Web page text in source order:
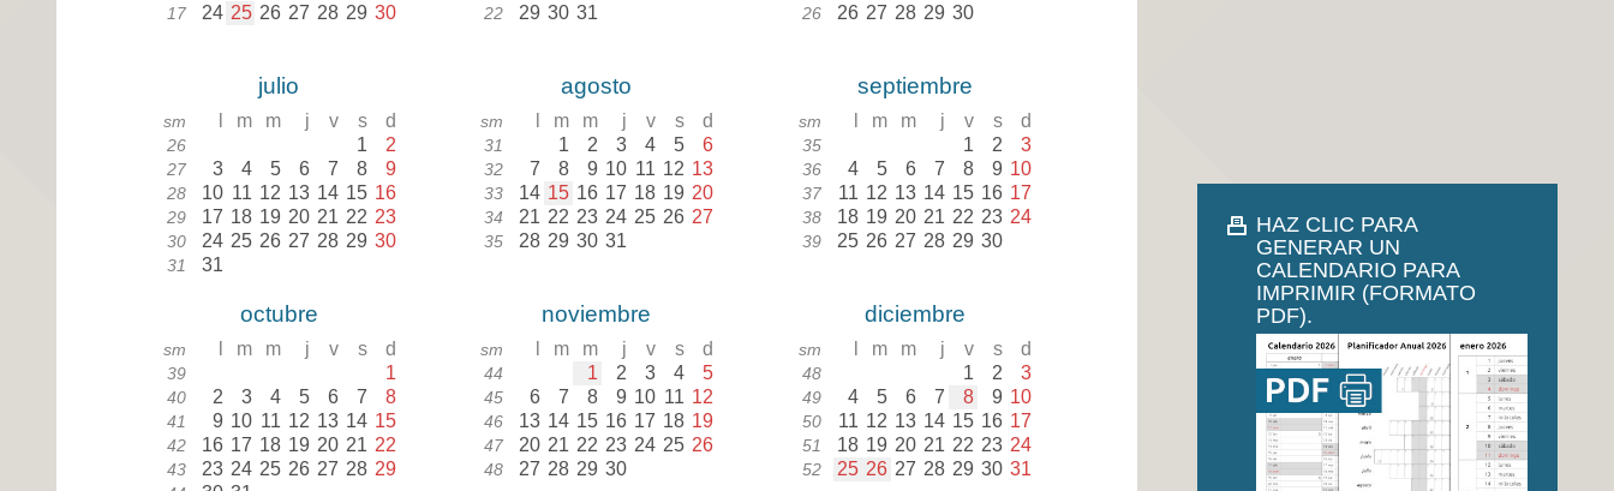
17 24 25 26 27 28 29 30 22 29 30 31 26 26 27 28 29 30
julio
sm m m j v s d
26 1 2
27 3 4 5 6 7 8 9
28 10 11 12 13 14 15 16
29 17 18 19 20 21 22 23
30 24 25 26 27 28 29 30
31 31
agosto
sm m m j v s d
31 1 2 3 4 5 6
32 7 8 9 10 11 12 13
33 14 15 16 17 18 19 20
34 21 22 23 24 25 26 27
35 28 29 30 31
septiembre
sm m m j v s d
35 1 2 3
36 4 5 6 7 8 9 10
37 11 12 13 14 15 16 17
38 18 19 20 21 22 23 24
39 25 26 27 28 29 30
octubre
sm m m j v s d
39 1
40 2 3 4 5 6 7 8
41 9 10 11 12 13 14 15
42 16 17 18 19 20 21 22
43 23 24 25 26 27 28 29
noviembre
sm m m j v s d
44 1 2 3 4 5
45 6 7 8 9 10 11 12
46 13 14 15 16 17 18 19
47 20 21 22 23 24 25 26
48 27 28 29 30
diciembre
sm m m j v s d
48 1 2 3
49 4 5 6 7 8 9 10
50 11 12 13 14 15 16 17
51 18 19 20 21 22 23 24
52 25 26 27 28 29 30 31
HAZ CLIC PARA
GENERAR UN
CALENDARIO PARA
IMPRIMIR (FORMATO
PDF).